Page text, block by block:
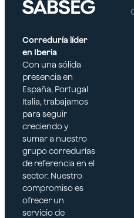
onal
o
Correduría líder
en Iberia
Con una sólida
presencia en
España, Portugal
Italia, trabajamos
para seguir
creciendo y
sumar a nuestro
grupo corredurías
de referencia en el
sector. Nuestro
compromiso es
ofrecer un
servicio de